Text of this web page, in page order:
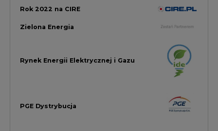
Raporty branżowe
Rynek Gazu Bilans Miesiąca